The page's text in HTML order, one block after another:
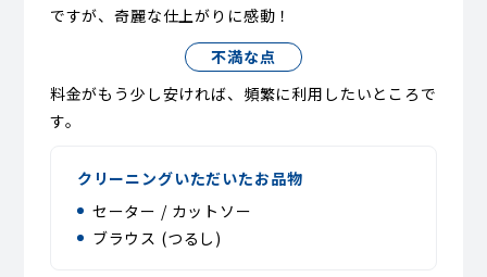
ですが、奇麗な仕上がりに感動！
不満な点
料金がもう少し安ければ、頻繁に利用したいところで
す。
クリーニングいただいたお品物
セーター / カットソー
ブラウス (つるし)